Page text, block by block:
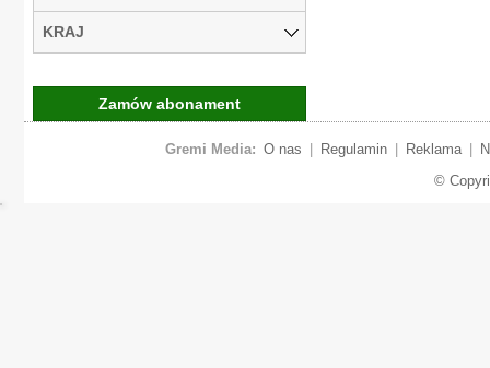
KRAJ
Zamów abonament
Gremi Media: O nas Regulamin Reklama
©